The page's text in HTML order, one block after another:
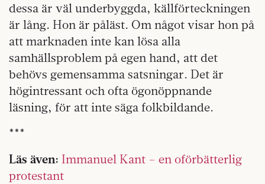
dessa är väl underbyggda, källförteckningen
är lång. Hon är påläst. Om något visar hon på
att marknaden inte kan lösa alla
samhällsproblem på egen hand, att det
behövs gemensamma satsningar. Det är
högintressant och ofta ögonöppnande
läsning, för att inte säga folkbildande.
***
Läs även: Immanuel Kant – en oförbätterlig
protestant